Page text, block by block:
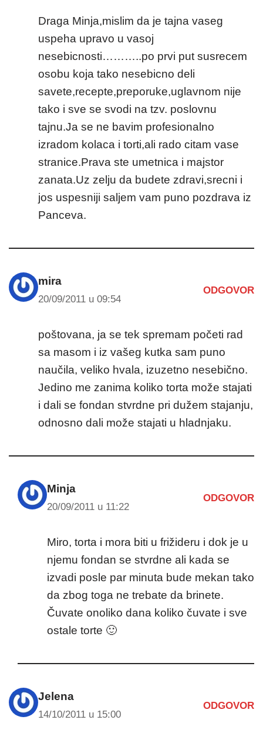
Draga Minja,mislim da je tajna vaseg
uspeha upravo u vasoj
nesebicnosti………..po prvi put susrecem
osobu koja tako nesebicno deli
savete,recepte,preporuke,uglavnom nije
tako i sve se svodi na tzv. poslovnu
tajnu.Ja se ne bavim profesionalno
izradom kolaca i torti,ali rado citam vase
stranice.Prava ste umetnica i majstor
zanata.Uz zelju da budete zdravi,srecni i
jos uspesniji saljem vam puno pozdrava iz
Panceva.
mira
20/09/2011 u 09:54
ODGOVOR
poštovana, ja se tek spremam početi rad
sa masom i iz vašeg kutka sam puno
naučila, veliko hvala, izuzetno nesebično.
Jedino me zanima koliko torta može stajati
i dali se fondan stvrdne pri dužem stajanju,
odnosno dali može stajati u hladnjaku.
Minja
20/09/2011 u 11:22
ODGOVOR
Miro, torta i mora biti u frižideru i dok je u
njemu fondan se stvrdne ali kada se
izvadi posle par minuta bude mekan tako
da zbog toga ne trebate da brinete.
Čuvate onoliko dana koliko čuvate i sve
ostale torte 🙂
Jelena
14/10/2011 u 15:00
ODGOVOR